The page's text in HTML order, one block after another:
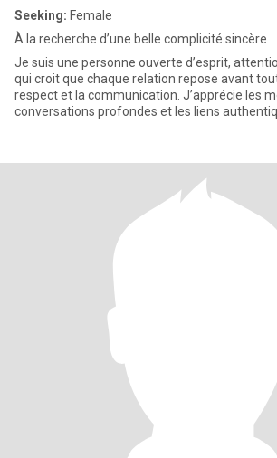
Seeking: Female
À la recherche d’une belle complicité sincère
Je suis une personne ouverte d’esprit,
qui croit que chaque relation repose avant
respect et la communication. J’apprécie les
conversations profondes et les liens